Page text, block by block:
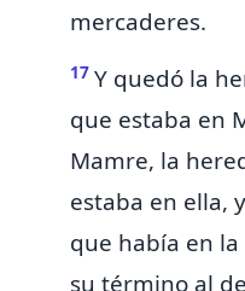
mercaderes.
17 Y quedó la
que estaba en
Mamre, la
estaba en ella,
que había en
su término al